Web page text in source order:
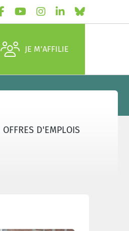
JE M'AFFILIE
OFFRES D'EMPLOIS